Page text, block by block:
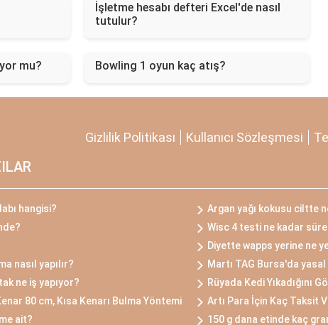
İşletme hesabı defteri Excel'de nasıl
tutulur?
mu? Bowling 1 oyun kaç atış?
Gizlilik Politikası Kullanıcı Sözleşmesi
hangisi?
Argan yağı kokusu ciltte
Wisc 4 testi ne kadar
Diyette wapps yerine ne
nasıl yapılır?
Martı TAG Bursa'da yasal
ne iş yapıyor?
Rüyada Kedi Yıkadığını
80 cm, Kısa Kenarı Bulma Yöntemi
Artı Para İçin Kaç Taksit
ait?
150 g dana etinde kaç